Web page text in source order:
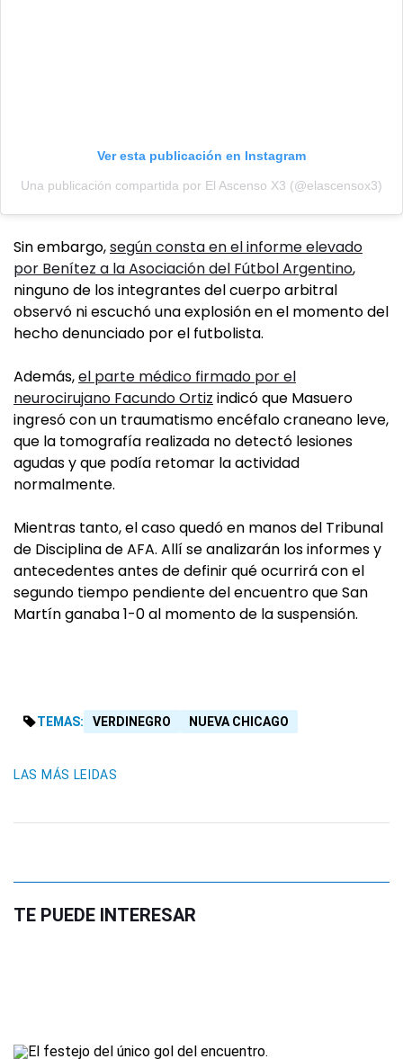
Ver esta publicación en Instagram
Una publicación compartida por El Ascenso X3 (@elascensox3)
Sin embargo,según consta en el informe elevado
por Benítez a la Asociación del Fútbol Argentino,
ninguno de los integrantes del cuerpo arbitral
observó ni escuchó una explosión en el momento del
hecho denunciado por el futbolista.
Además,el parte médico firmado por el
neurocirujano Facundo Ortiz indicó que Masuero
ingresó con un traumatismo encéfalo craneano leve,
que la tomografía realizada no detectó lesiones
agudas y que podía retomar la actividad
normalmente.
Mientras tanto, el caso quedó en manos del Tribunal
de Disciplina de AFA. Allí se analizarán los informes y
antecedentes antes de definir qué ocurrirá con el
segundo tiempo pendiente del encuentro que San
Martín ganaba 1-0 al momento de la suspensión.
TEMAS: VERDINEGRO NUEVA CHICAGO
LAS MÁS LEIDAS
TE PUEDE INTERESAR